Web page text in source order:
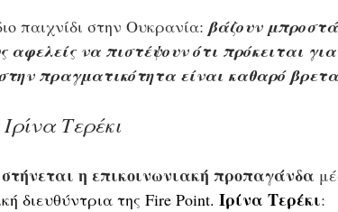
παιχνίδι στην Ουκρανία: βάζουν
αφελείς να πιστέψουν ότι πρόκειται
πραγματικότητα είναι καθαρό
Τερέκι
η επικοινωνιακή προπαγάνδα
διευθύντρια της Fire Point. Ιρίνα Τερέκι: